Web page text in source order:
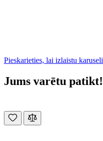
Pieskarieties, lai izlaistu karuseli
Jums varētu patikt!